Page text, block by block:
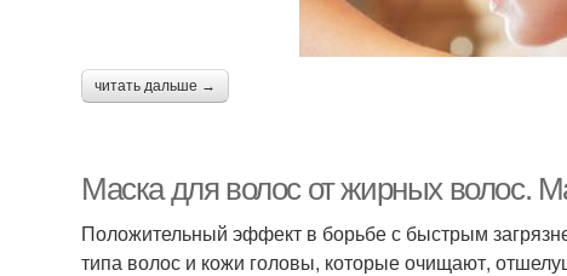
читать дальше →
Маска для волос от жирных волос.
Положительный эффект в борьбе с быстрым
типа волос и кожи головы, которые очищают,